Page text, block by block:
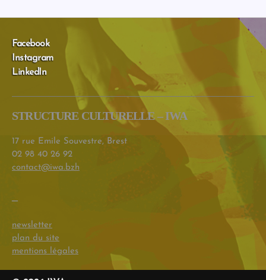
Facebook
Instagram
LinkedIn
STRUCTURE CULTURELLE – IWA
17 rue Emile Souvestre, Brest
02 98 40 26 92
contact@iwa.bzh
–
newsletter
plan du site
mentions légales